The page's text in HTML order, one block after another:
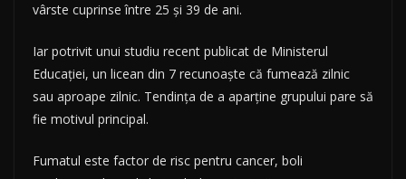
vârste cuprinse între 25 și 39 de ani.
Iar potrivit unui studiu recent publicat de Ministerul
Educației, un licean din 7 recunoaşte că fumează zilnic
sau aproape zilnic. Tendința de a aparține grupului pare să
fie motivul principal.
Fumatul este factor de risc pentru cancer, boli